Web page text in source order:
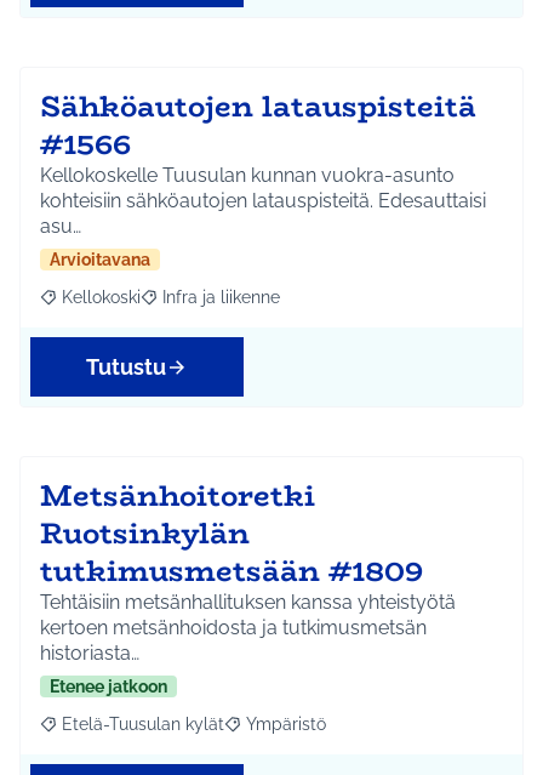
Sähköautojen latauspisteitä
#1566
Kellokoskelle Tuusulan kunnan vuokra-asunto
kohteisiin sähköautojen latauspisteitä. Edesauttaisi
asu…
Arvioitavana
Rajaa tulokset aihepiirin mukaan: Kellokoski
Kellokoski Rajaa tulokset teeman mukaan: Infra ja liikenne
Infra ja liikenne
Tutustu
Metsänhoitoretki
Ruotsinkylän
tutkimusmetsään #1809
Tehtäisiin metsänhallituksen kanssa yhteistyötä
kertoen metsänhoidosta ja tutkimusmetsän
historiasta…
Etenee jatkoon
Rajaa tulokset aihepiirin mukaan: Etelä-Tuusulan kylät
Etelä-Tuusulan kylät Rajaa tulokset teeman mukaan:
Ympäristö